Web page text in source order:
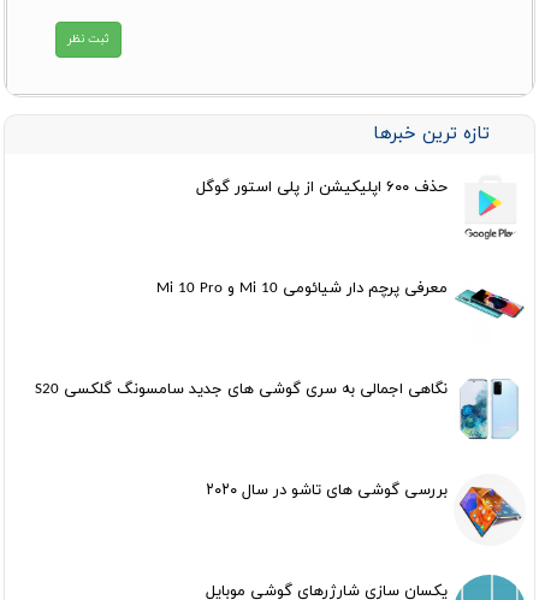
تازه ترین خبرها
حذف ۶۰۰ اپلیکیشن از پلی استور گوگل
معرفی پرچم دار شیائومی Mi 10 و Mi 10 Pro
نگاهی اجمالی به سری گوشی های جدید سامسونگ گلکسی S20
بررسی گوشی های تاشو در سال ۲۰۲۰
یکسان سازی شارژرهای گوشی موبایل